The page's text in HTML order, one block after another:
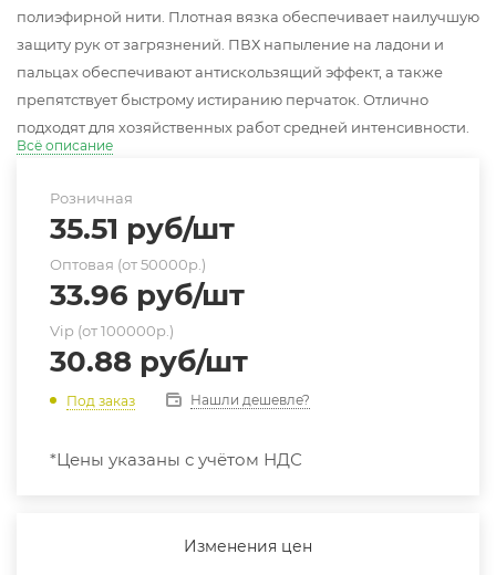
полиэфирной нити. Плотная вязка обеспечивает наилучшую
защиту рук от загрязнений. ПВХ напыление на ладони и
пальцах обеспечивают антискользящий эффект, а также
препятствует быстрому истиранию перчаток. Отлично
подходят для хозяйственных работ средней интенсивности.
Всё описание
Розничная
35.51 руб/шт
Оптовая (от 50000р.)
33.96 руб/шт
Vip (от 100000р.)
30.88 руб/шт
Под заказ Нашли дешевле?
*Цены указаны с учётом НДС
Изменения цен